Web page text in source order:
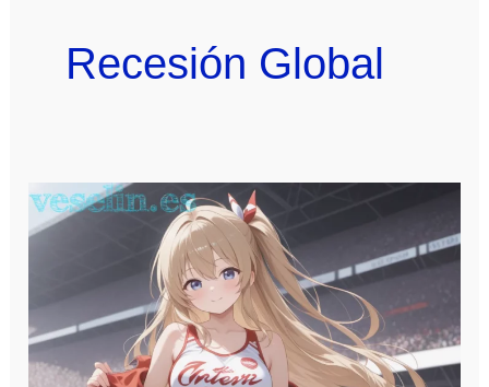
Recesión Global